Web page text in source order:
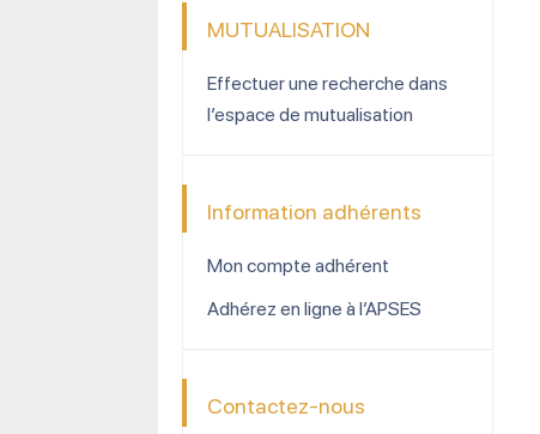
MUTUALISATION
Effectuer une recherche dans
l’espace de mutualisation
Information adhérents
Mon compte adhérent
Adhérez en ligne à l’APSES
Contactez-nous